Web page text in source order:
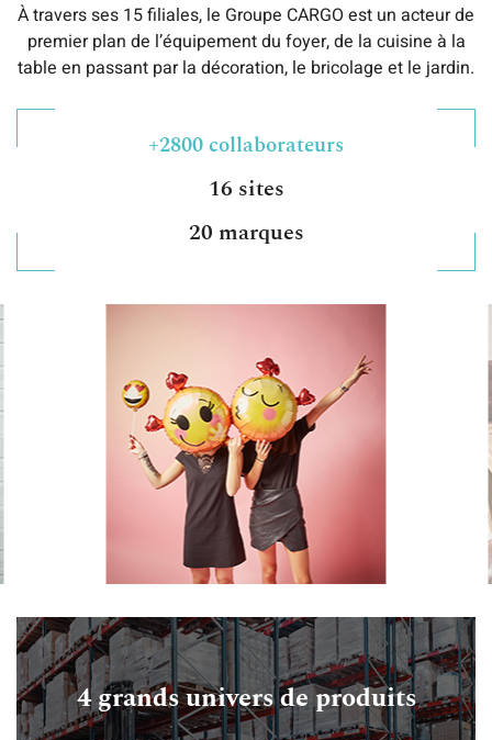
À travers ses 15 filiales, le Groupe CARGO est un acteur de
premier plan de l’équipement du foyer, de la cuisine à la
table en passant par la décoration, le bricolage et le jardin.
+2800 collaborateurs
16 sites
20 marques
4 grands univers de produits